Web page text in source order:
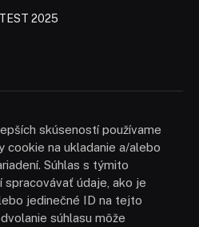
2025
skúseností používame
cookie na ukladanie a/alebo
Súhlas s týmito
spracovávať údaje, ako je
jedinečné ID na tejto
súhlasu môže